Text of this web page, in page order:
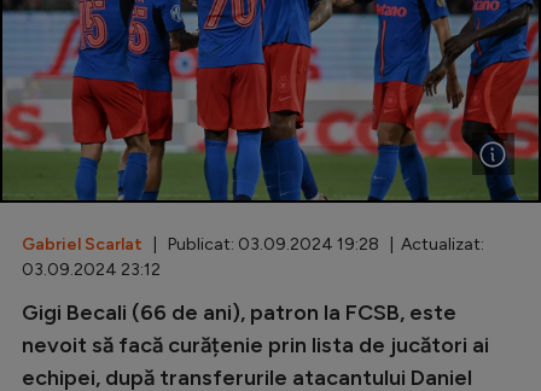
Echipa Națională
U21
Fotbal feminin
Special
Diverse
Inedit
Gabriel Scarlat | Publicat: 03.09.2024 19:28 | Actualizat:
03.09.2024 23:12
Gigi Becali (66 de ani), patron la FCSB, este
nevoit să facă curățenie prin lista de jucători ai
echipei, după transferurile atacantului Daniel